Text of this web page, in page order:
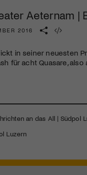
Aeternam |
2016
in seiner neuesten
für acht Quasare,
an das All | Südpol
Luzern
werden